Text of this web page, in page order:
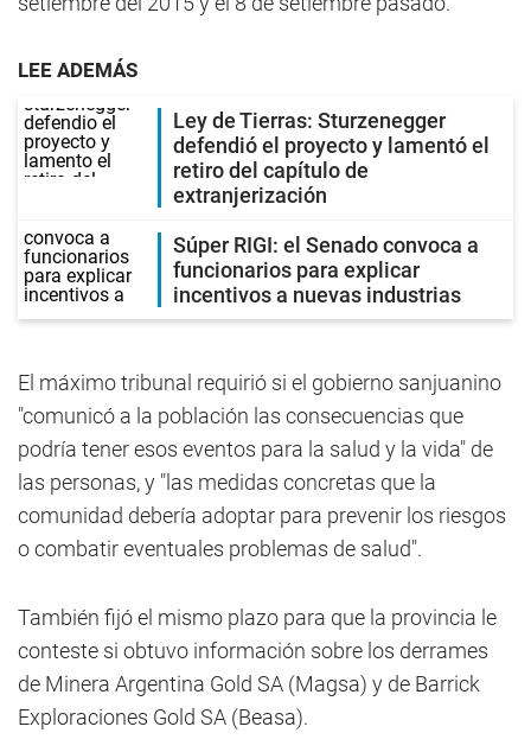
LEE ADEMÁS
Ley de Tierras: Sturzenegger
defendió el proyecto y lamentó el
retiro del capítulo de
extranjerización
Súper RIGI: el Senado convoca a
funcionarios para explicar
incentivos a nuevas industrias
El máximo tribunal requirió si el gobierno sanjuanino
"comunicó a la población las consecuencias que
podría tener esos eventos para la salud y la vida" de
las personas, y "las medidas concretas que la
comunidad debería adoptar para prevenir los riesgos
o combatir eventuales problemas de salud".
También fijó el mismo plazo para que la provincia le
conteste si obtuvo información sobre los derrames
de Minera Argentina Gold SA (Magsa) y de Barrick
Exploraciones Gold SA (Beasa).